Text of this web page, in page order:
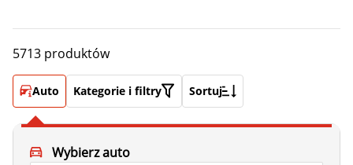
5713 produktów
Auto Kategorie i filtry Sortuj
Wybierz auto